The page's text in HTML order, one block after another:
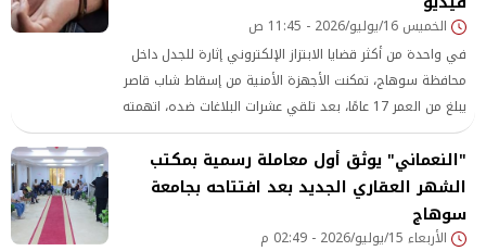
الخميس 16/يوليو/2026 - 11:45 ص
في واحدة من أكثر قضايا الابتزاز الإلكتروني إثارة للجدل داخل
محافظة سوهاج، تمكنت الأجهزة الأمنية من إسقاط شاب قاصر
يبلغ من العمر 17 عامًا، بعد تلقي عشرات البلاغات ضده، اتهمته
فيها فتيات وسيدات
"النعماني" يوثق أول معاملة رسمية بمكتب
الشهر العقاري الجديد بعد افتتاحه بجامعة
سوهاج
الأربعاء 15/يوليو/2026 - 02:49 م